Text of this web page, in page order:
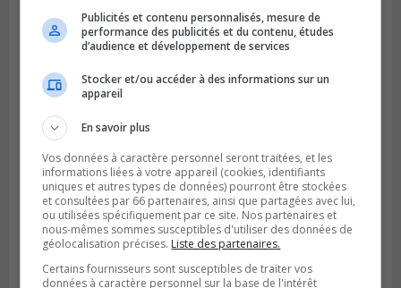
parcours inspirant d’Emma Fontaine
Publié le 4 août 2026 à 13h18
Des fromages de la Laiterie Coaticook
Publicités et contenu personnalisés, mesure de
performance des publicités et du contenu, études
d’audience et développement de services
Stocker et/ou accéder à des informations sur un
appareil
En savoir plus
Vos données à caractère personnel seront traitées, et les
informations liées à votre appareil (cookies, identifiants
uniques et autres types de données) pourront être stockées
et consultées par 66 partenaires, ainsi que partagées avec lui,
ou utilisées spécifiquement par ce site. Nos partenaires et
nous-mêmes sommes susceptibles d'utiliser des données de
géolocalisation précises. Liste des partenaires.
Certains fournisseurs sont susceptibles de traiter vos
données à caractère personnel sur la base de l'intérêt